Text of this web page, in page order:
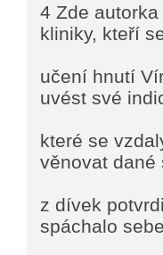
4 Zde
kliniky, kteří
učení hnutí
uvést své
které se
věnovat dané
z dívek
spáchalo